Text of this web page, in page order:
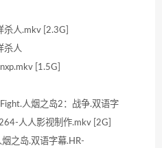
人.mkv [2.3G]
杀人
[1.5G]
人烟之岛2：战争.双语字
人人影视制作.mkv [2G]
之岛.双语字幕.HR-